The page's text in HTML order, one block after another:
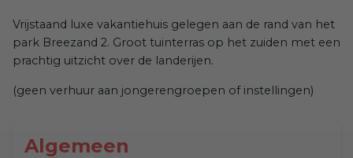
Vrijstaand luxe vakantiehuis gelegen aan de rand van het
park Breezand 2. Groot tuinterras op het zuiden met een
prachtig uitzicht over de landerijen.
(geen verhuur aan jongerengroepen of instellingen)
Algemeen